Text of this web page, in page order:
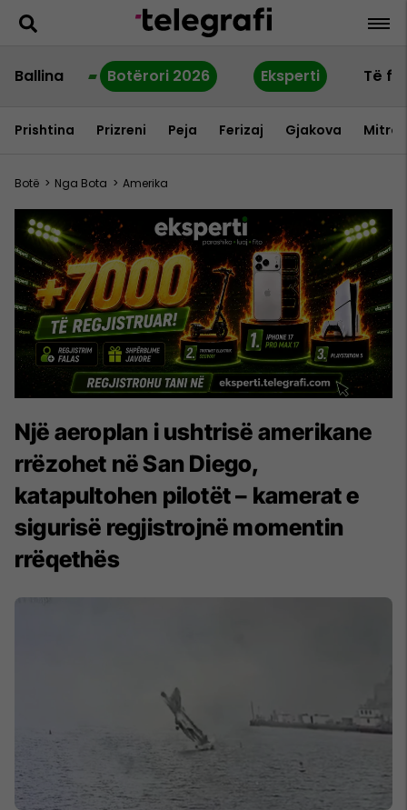
Ballina Botërori 2026 Eksperti Të
Prishtina Prizreni Peja Ferizaj Gjakova
Botë > Nga Bota > Amerika
Një aeroplan i ushtrisë amerikane
rrëzohet në San Diego,
katapultohen pilotët – kamerat e
sigurisë regjistrojnë momentin
rrëqethës